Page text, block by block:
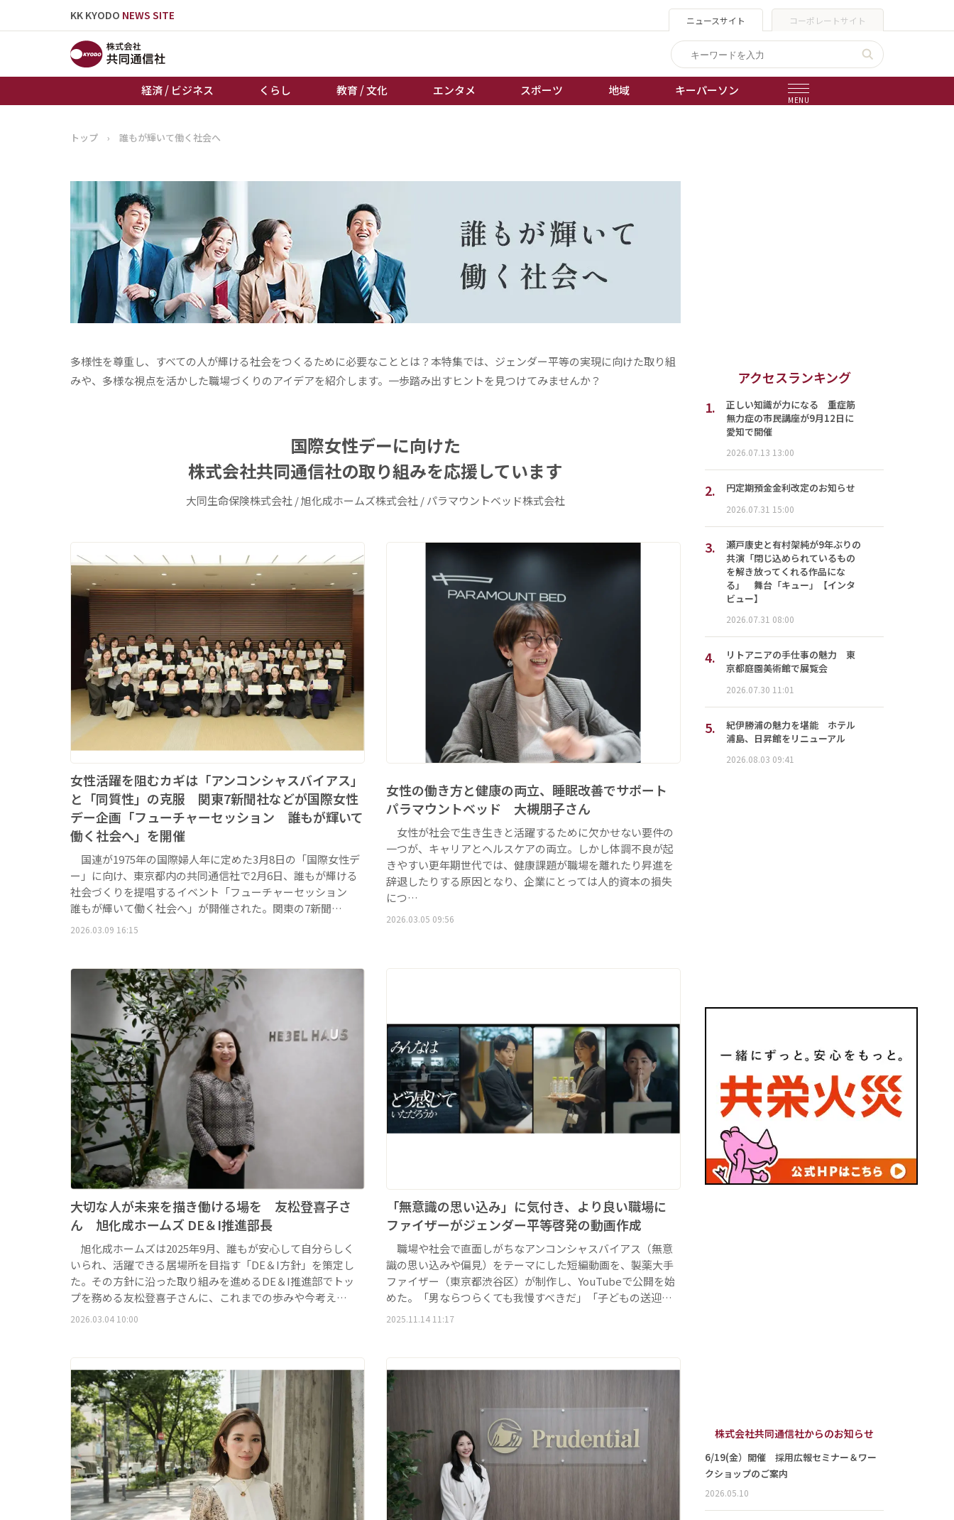
KK KYODO NEWS SITE ニュースサイト コーポレートサイト
経済 / ビジネス くらし 教育 / 文化 エンタメ スポーツ 地域 キーパーソン
MENU
トップページ
教育 / 文化
エンタメ
スポーツ
地域
キーパーソン
オートレース
ボートレース
女流本因坊戦
トップ › 誰もが輝いて働く社会へ
多様性を尊重し、すべての人が輝ける社会をつくるために必要なこととは？本特集では、ジェンダー平等の実現に向けた取り組
みや、多様な視点を活かした職場づくりのアイデアを紹介します。一歩踏み出すヒントを見つけてみませんか？
国際女性デーに向けた
株式会社共同通信社の取り組みを応援しています
大同生命保険株式会社 / 旭化成ホームズ株式会社 / パラマウントベッド株式会社
女性活躍を阻むカギは「アンコンシャスバイアス」
と「同質性」の克服 関東7新聞社などが国際女性
デー企画「フューチャーセッション 誰もが輝いて
働く社会へ」を開催
国連が1975年の国際婦人年に定めた3月8日の「国際女性デ
ー」に向け、東京都内の共同通信社で2月6日、誰もが輝ける
社会づくりを提唱するイベント「フューチャーセッション
誰もが輝いて働く社会へ」が開催された。関東の7新聞…
2026.03.09 16:15
女性の働き方と健康の両立、睡眠改善でサポート
パラマウントベッド 大槻朋子さん
女性が社会で生き生きと活躍するために欠かせない要件の
一つが、キャリアとヘルスケアの両立。しかし体調不良が起
きやすい更年期世代では、健康課題が職場を離れたり昇進を
辞退したりする原因となり、企業にとっては人的資本の損失
につ…
2026.03.05 09:56
大切な人が未来を描き働ける場を 友松登喜子さ
ん 旭化成ホームズ DE＆I推進部長
旭化成ホームズは2025年9月、誰もが安心して自分らしく
いられ、活躍できる居場所を目指す「DE＆I方針」を策定し
た。その方針に沿った取り組みを進めるDE＆I推進部でトッ
プを務める友松登喜子さんに、これまでの歩みや今考え…
2026.03.04 10:00
「無意識の思い込み」に気付き、より良い職場に
ファイザーがジェンダー平等啓発の動画作成
職場や社会で直面しがちなアンコンシャスバイアス（無意
識の思い込みや偏見）をテーマにした短編動画を、製薬大手
ファイザー（東京都渋谷区）が制作し、YouTubeで公開を始
めた。「男ならつらくても我慢すべきだ」「子どもの送迎…
2025.11.14 11:17
アクセスランキング
1.
正しい知識が力になる 重症筋
無力症の市民講座が9月12日に
愛知で開催
2026.07.13 13:00
2. 円定期預金金利改定のお知らせ
2026.07.31 15:00
3.
瀬戸康史と有村架純が9年ぶりの
共演「閉じ込められているもの
を解き放ってくれる作品にな
る」 舞台「キュー」【インタ
ビュー】
2026.07.31 08:00
4.
リトアニアの手仕事の魅力 東
京都庭園美術館で展覧会
2026.07.30 11:01
5.
紀伊勝浦の魅力を堪能 ホテル
浦島、日昇館をリニューアル
2026.08.03 09:41
株式会社共同通信社からのお知らせ
6/19(金）開催 採用広報セミナー＆ワー
クショップのご案内
2026.05.10